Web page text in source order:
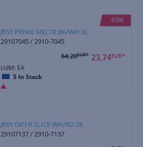
63%
JRSY PRIME MELTR BK/WH XL
29107045 / 2910-7045
23,74EUR*
64,20EUR*
UdM: EA
5 In Stock
JRSY DIFFR SLICE WH/RD 2X
29107137 / 2910-7137